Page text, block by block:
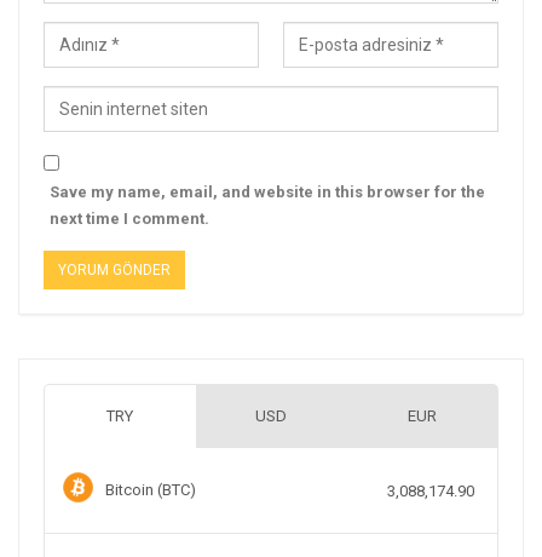
Save my name, email, and website in this browser for the
next time I comment.
TRY USD EUR
Bitcoin (BTC) 3,088,174.90